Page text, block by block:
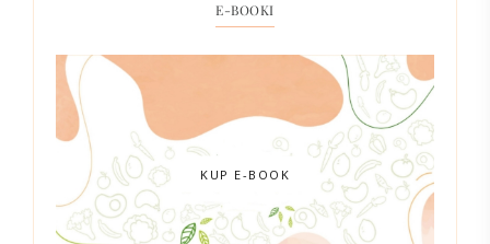
E-BOOKI
KUP E-BOOK